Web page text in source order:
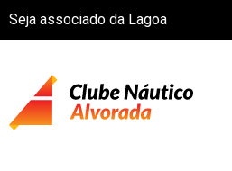
Seja associado da Lagoa